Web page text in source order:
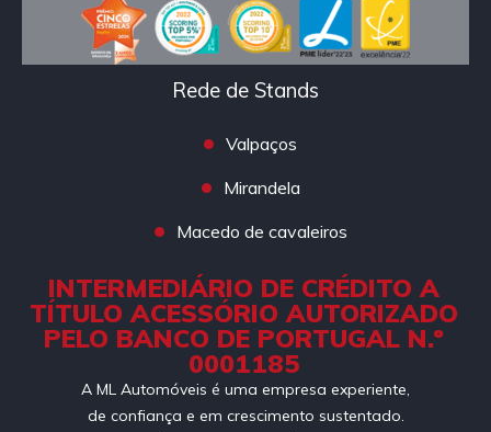
Rede de Stands
Valpaços
Mirandela
Macedo de cavaleiros
INTERMEDIÁRIO DE CRÉDITO A
TÍTULO ACESSÓRIO AUTORIZADO
PELO BANCO DE PORTUGAL N.º
0001185
A ML Automóveis é uma empresa experiente,
de confiança e em crescimento sustentado.